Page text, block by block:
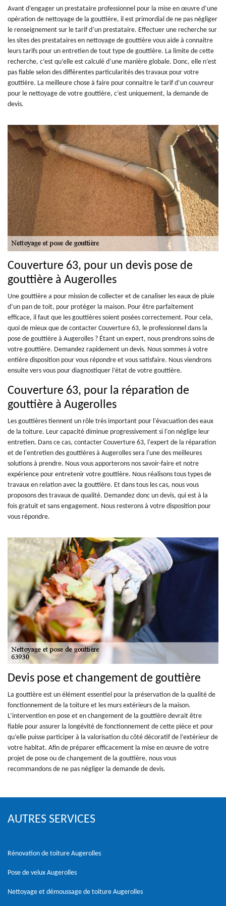
Avant d’engager un prestataire professionnel pour la mise en œuvre d’une
opération de nettoyage de la gouttière, il est primordial de ne pas négliger
le renseignement sur le tarif d’un prestataire. Effectuer une recherche sur
les sites des prestataires en nettoyage de gouttière vous aide à connaitre
leurs tarifs pour un entretien de tout type de gouttière. La limite de cette
recherche, c’est qu’elle est calculé d’une manière globale. Donc, elle n’est
pas fiable selon des différentes particularités des travaux pour votre
gouttière. La meilleure chose à faire pour connaitre le tarif d’un couvreur
pour le nettoyage de votre gouttière, c’est uniquement, la demande de
devis.
Couverture 63, pour un devis pose de
gouttière à Augerolles
Une gouttière a pour mission de collecter et de canaliser les eaux de pluie
d’un pan de toit, pour protéger la maison. Pour être parfaitement
efficace, il faut que les gouttières soient posées correctement. Pour cela,
quoi de mieux que de contacter Couverture 63, le professionnel dans la
pose de gouttière à Augerolles ? Étant un expert, nous prendrons soins de
votre gouttière. Demandez rapidement un devis. Nous sommes à votre
entière disposition pour vous répondre et vous satisfaire. Nous viendrons
ensuite vers vous pour diagnostiquer l’état de votre gouttière.
Couverture 63, pour la réparation de
gouttière à Augerolles
Les gouttières tiennent un rôle très important pour l'évacuation des eaux
de la toiture. Leur capacité diminue progressivement si l'on néglige leur
entretien. Dans ce cas, contacter Couverture 63, l'expert de la réparation
et de l'entretien des gouttières à Augerolles sera l'une des meilleures
solutions à prendre. Nous vous apporterons nos savoir-faire et notre
expérience pour entretenir votre gouttière. Nous réalisons tous types de
travaux en relation avec la gouttière. Et dans tous les cas, nous vous
proposons des travaux de qualité. Demandez donc un devis, qui est à la
fois gratuit et sans engagement. Nous resterons à votre disposition pour
vous répondre.
Devis pose et changement de gouttière
La gouttière est un élément essentiel pour la préservation de la qualité de
fonctionnement de la toiture et les murs extérieurs de la maison.
L’intervention en pose et en changement de la gouttière devrait être
fiable pour assurer la longévité de fonctionnement de cette pièce et pour
qu’elle puisse participer à la valorisation du côté décoratif de l’extérieur de
votre habitat. Afin de préparer efficacement la mise en œuvre de votre
projet de pose ou de changement de la gouttière, nous vous
recommandons de ne pas négliger la demande de devis.
AUTRES SERVICES
Rénovation de toiture Augerolles
Pose de velux Augerolles
Nettoyage et démoussage de toiture Augerolles